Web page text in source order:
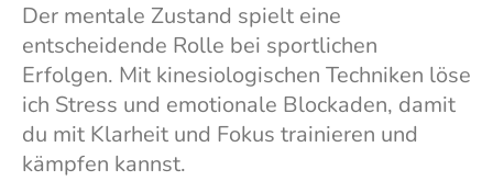
Der mentale Zustand spielt eine
entscheidende Rolle bei sportlichen
Erfolgen. Mit kinesiologischen Techniken löse
ich Stress und emotionale Blockaden, damit
du mit Klarheit und Fokus trainieren und
kämpfen kannst.